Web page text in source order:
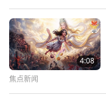
4:08
焦点新闻